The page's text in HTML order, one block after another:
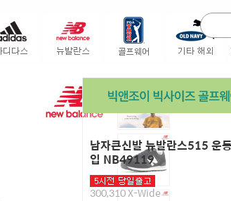
남자큰신발 뉴발란스515 운
입 NB49119
300,310 X-Wide